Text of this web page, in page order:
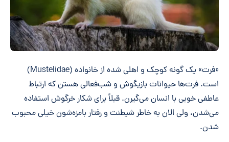
«فرت» یک گونه کوچک و اهلی شده از خانواده (Mustelidae)
است. فرت‌ها حیوانات بازیگوش و شب‌فعالی هستن که ارتباط
عاطفی خوبی با انسان می‌گیرن. قبلاً برای شکار خرگوش استفاده
می‌شدن، ولی الان به خاطر شیطنت و رفتار بامزه‌شون خیلی محبوب
شدن.